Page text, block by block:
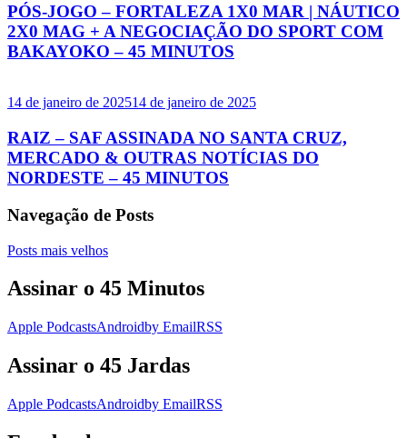
PÓS-JOGO – FORTALEZA 1X0 MAR | NÁUTICO
2X0 MAG + A NEGOCIAÇÃO DO SPORT COM
BAKAYOKO – 45 MINUTOS
14 de janeiro de 202514 de janeiro de 2025
RAIZ – SAF ASSINADA NO SANTA CRUZ,
MERCADO & OUTRAS NOTÍCIAS DO
NORDESTE – 45 MINUTOS
Navegação de Posts
Posts mais velhos
Assinar o 45 Minutos
Apple PodcastsAndroidby EmailRSS
Assinar o 45 Jardas
Apple PodcastsAndroidby EmailRSS